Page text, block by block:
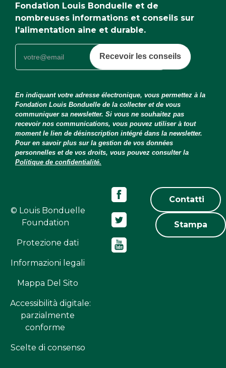
Fondation Louis Bonduelle et de
nombreuses informations et conseils sur
l'alimentation aine et durable.
Recevoir les conseils
En indiquant votre adresse électronique, vous permettez à la
Fondation Louis Bonduelle de la collecter et de vous
communiquer sa newsletter. Si vous ne souhaitez pas
recevoir nos communications, vous pouvez utiliser à tout
moment le lien de désinscription intégré dans la newsletter.
Pour en savoir plus sur la gestion de vos données
personnelles et de vos droits, vous pouvez consulter la
Politique de confidentialité.
© Louis Bonduelle
Foundation
Protezione dati
Informazioni legali
Mappa Del Sito
Accessibilità digitale:
parzialmente
conforme
Scelte di consenso
Contatti
Stampa